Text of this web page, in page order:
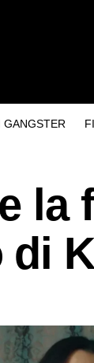
GANGSTER
la